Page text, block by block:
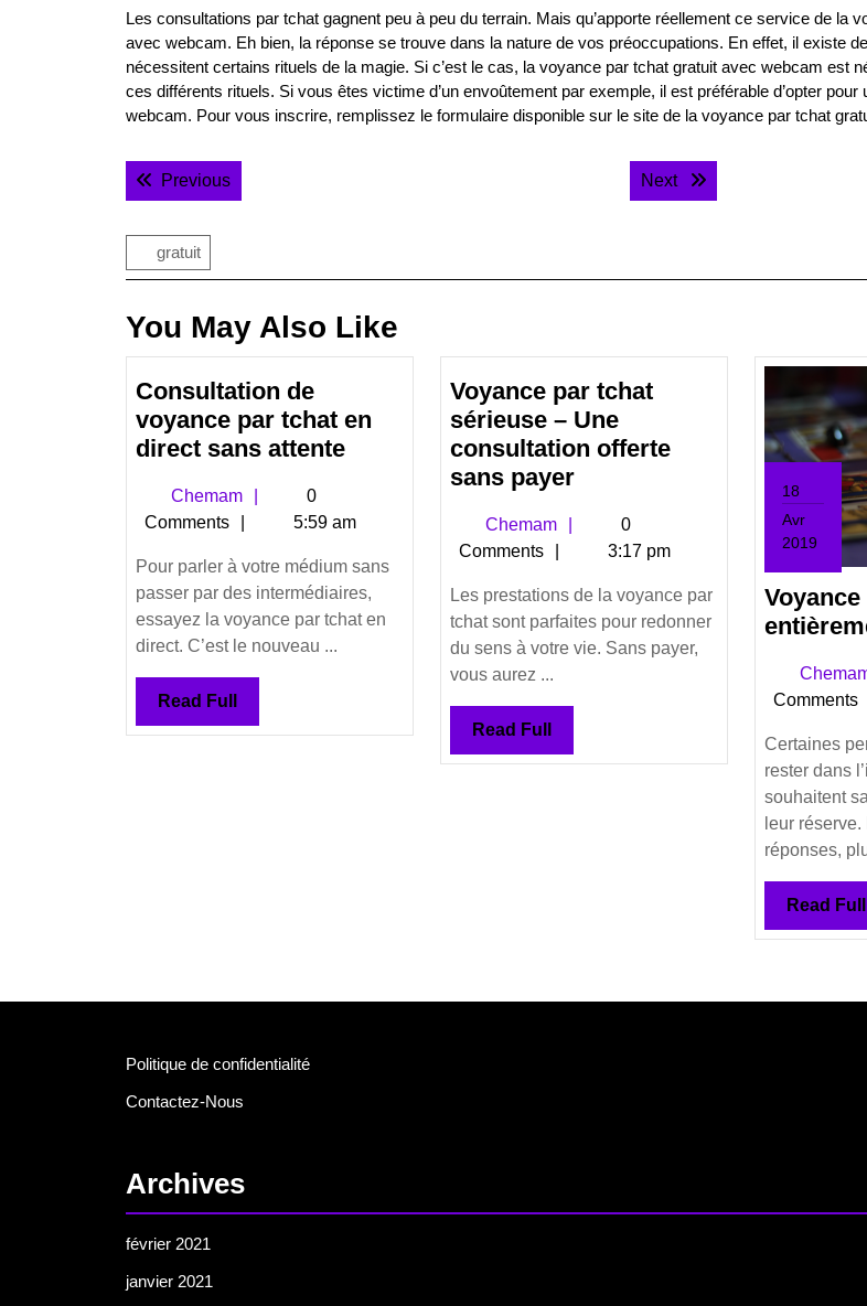
Les consultations par tchat gagnent peu à peu du terrain. Mais qu’apporte réellement ce service de la
avec webcam. Eh bien, la réponse se trouve dans la nature de vos préoccupations. En effet, il existe
nécessitent certains rituels de la magie. Si c’est le cas, la voyance par tchat gratuit avec webcam est
ces différents rituels. Si vous êtes victime d’un envoûtement par exemple, il est préférable d’opter pour
webcam. Pour vous inscrire, remplissez le formulaire disponible sur le site de la voyance par tchat
Navigation
de
l’article
PreviousPrevious post: Next Next post:
gratuit
You May Also Like
Consultation de
voyance par tchat en
direct sans attenteConsultation
par
tchat
en
direct
Chemam Chemam
0
Comments
5:59 am
Pour parler à votre médium sans
passer par des intermédiaires,
essayez la voyance par tchat en
direct. C’est le nouveau ...
Read Full Read
Full
Voyance par tchat
sérieuse – Une
consultation offerte
sans payerVoyance
tchat
sérieuse
–
Une
consultation
sans
Chemam Chemam
0
Comments
3:17 pm
Les prestations de la voyance par
tchat sont parfaites pour redonner
du sens à votre vie. Sans payer,
vous aurez ...
Read Full Read
Full
18
Avr
2019
18,
2019
Comments
Certaines
rester dans
souhaitent
leur
réponses,
Read Full
Politique de confidentialité
Contactez-Nous
Archives
février 2021
janvier 2021